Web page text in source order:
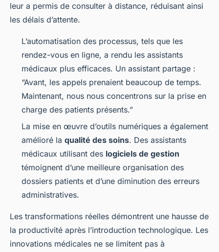
leur a permis de consulter à distance, réduisant ainsi
les délais d’attente.
L’automatisation des processus, tels que les
rendez-vous en ligne, a rendu les assistants
médicaux plus efficaces. Un assistant partage :
“Avant, les appels prenaient beaucoup de temps.
Maintenant, nous nous concentrons sur la prise en
charge des patients présents.”
La mise en œuvre d’outils numériques a également
amélioré la qualité des soins. Des assistants
médicaux utilisant des logiciels de gestion
témoignent d’une meilleure organisation des
dossiers patients et d’une diminution des erreurs
administratives.
Les transformations réelles démontrent une hausse de
la productivité après l’introduction technologique. Les
innovations médicales ne se limitent pas à